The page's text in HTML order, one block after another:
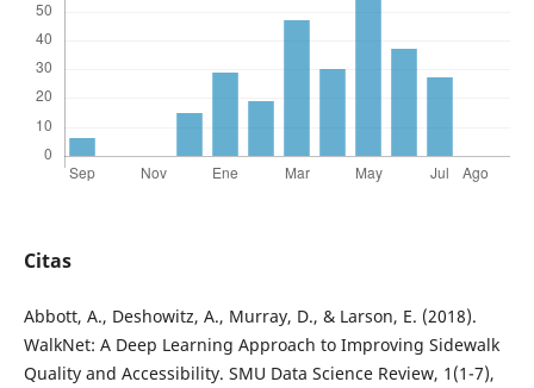
Citas
Abbott, A., Deshowitz, A., Murray, D., & Larson, E. (2018).
WalkNet: A Deep Learning Approach to Improving Sidewalk
Quality and Accessibility. SMU Data Science Review, 1(1-7),